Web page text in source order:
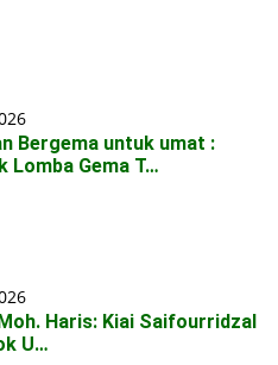
Bergema untuk umat :
Lomba Gema T…
Haris: Kiai Saifourridzal
U…